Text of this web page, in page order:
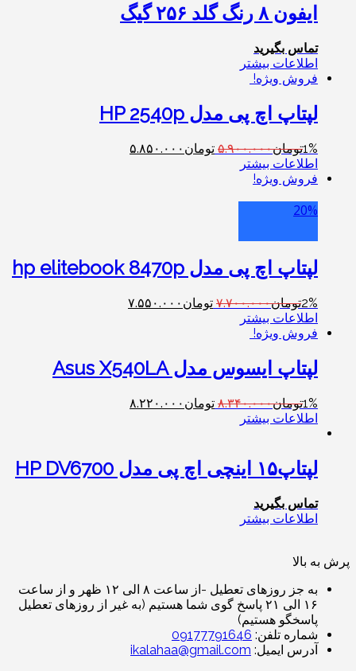
ایفون ۸ رنگ گلد ۲۵۶ گیگ
تماس بگیرید
اطلاعات بیشتر
فروش ویژه!
لپتاپ اچ پی مدل HP 2540p
1%تومان۵.۹۰۰.۰۰۰ تومان ۵.۸۵۰.۰۰۰
اطلاعات بیشتر
فروش ویژه!
20%
لپتاپ اچ پی مدل hp elitebook 8470p
2%تومان۷.۷۰۰.۰۰۰ تومان ۷.۵۵۰.۰۰۰
اطلاعات بیشتر
فروش ویژه!
لپتاپ ایسوس مدل Asus X540LA
1%تومان۸.۳۴۰.۰۰۰ تومان ۸.۲۲۰.۰۰۰
اطلاعات بیشتر
لپتاپ۱۵ اینچی اچ پی مدل HP DV6700
تماس بگیرید
اطلاعات بیشتر
پرش به بالا
به جز روزهای تعطیل -از ساعت ۸ الی ۱۲ ظهر و از ساعت
۱۶ الی ۲۱ پاسخ گوی شما هستیم (به غیر از روزهای تعطیل
پاسخگو هستیم)
شماره تلفن: 09177791646
آدرس ایمیل: ikalahaa@gmail.com